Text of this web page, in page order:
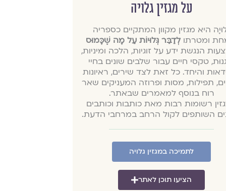
על מגזין גלויה
היא מגזין מקוון המתקיים כספריה
ומטרתולְדַבֵּר גְּלוּיוֹת עַל מָה שֶׁכָּמוּס
הנגשת ידע על זוגיות, הלכה ומיניות,
טקסי חיים עבור שלבים שונים בחיי
והיחד. כל זאת לצד שירים, ראיונות
תפילות, מסות ופרוזה המעניקים שאר
רוח בנוסף למאמרים שבאתר.
רשומות רבות מאת כותבות וכותבים
השותפים לקול הרחב במרחבי הדעת.
לתמיכה במגזין גלויה
הציעו תוכן לאתר